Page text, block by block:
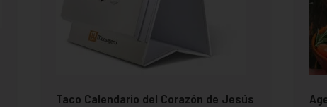
Taco Calendario del Corazón de Jesús